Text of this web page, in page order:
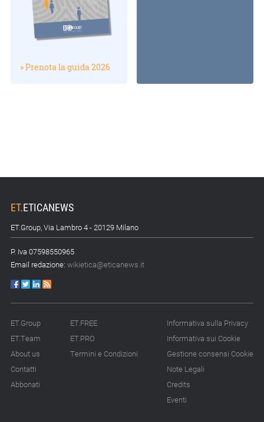
» Prenota la guida 2026
ET.ETICANEWS
ET.Group, Via Lambro 4 - 20129 Milano
P. Iva 07598550965
Email redazione: wikietica@eticanews.it
ET.Group
ET.Team
About us
Contatti
Abbonati
ET.FREE
ET.PRO
Termini e Condizioni
Informativa sulla Privacy
Informativa sui Cookie
Gestione consensi Cookie
Note Legali
Credits
Eventi